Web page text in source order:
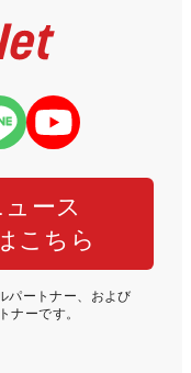
ース
こちら
パートナー、および
ナーです。